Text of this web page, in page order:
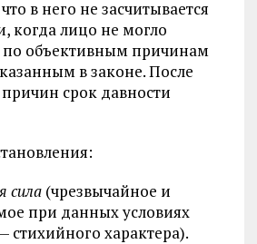
в него не засчитывается
когда лицо не могло
по объективным причинам
в законе. После
срок давности
сила(чрезвычайное и
при данных условиях
стихийного характера).